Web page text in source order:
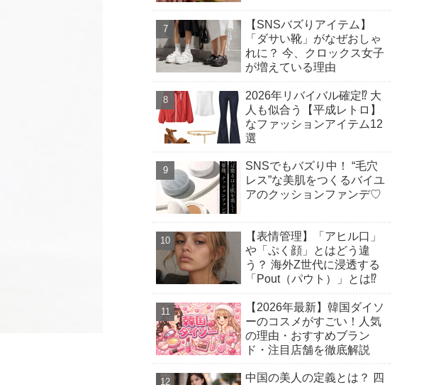
【SNSバズりアイテム】
「ダサい靴」がなぜおしゃ
れに？ 今、クロックス女子
が増えている理由
2026年リバイバル確定⁉︎ 大
人も似合う【平成レトロ】
なファッションアイテム12
選
SNSでもバズり中！ “毛穴
レス”な美肌をつくるバイユ
アのクッションファンデ♡
【表情管理】「アヒル口」
や「ぷく顔」とはどう違
う？ 海外Z世代に浸透する
「Pout（パウト）」とは⁉︎
【2026年最新】韓国ダイソ
ーのコスメがすごい！人気
の理由・おすすめブラン
ド・注目店舗を徹底解説
中国の美人の定義とは？ 四